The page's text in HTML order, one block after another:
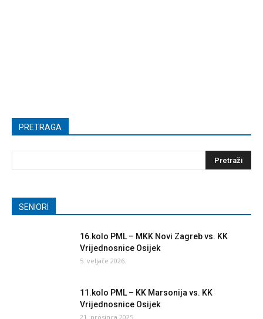
PRETRAGA
SENIORI
16.kolo PML – MKK Novi Zagreb vs. KK
Vrijednosnice Osijek
5. veljače 2026.
11.kolo PML – KK Marsonija vs. KK
Vrijednosnice Osijek
21. prosinca 2025.